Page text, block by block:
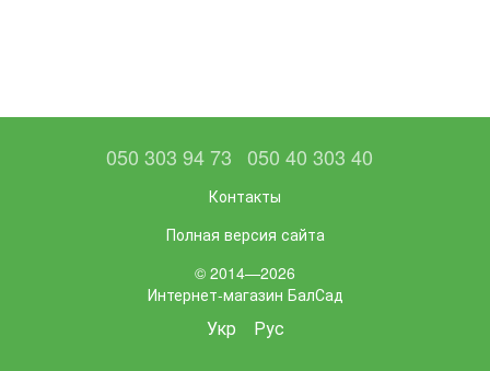
050 303 94 73 050 40 303 40
Контакты
Полная версия сайта
© 2014—2026
Интернет-магазин БалСад
Укр Рус